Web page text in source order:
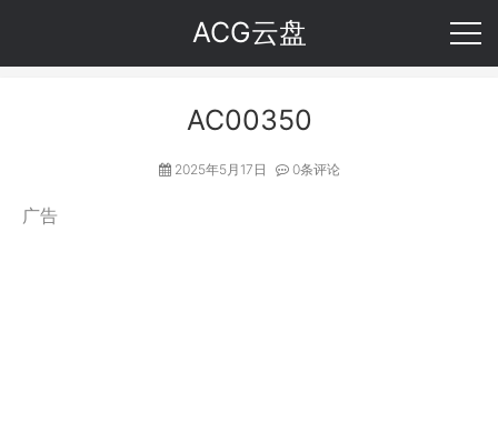
ACG云盘
AC00350
2025年5月17日 0条评论
广告